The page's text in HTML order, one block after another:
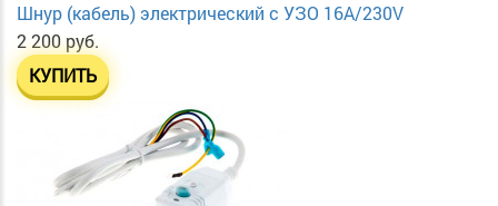
Шнур (кабель) электрический с УЗО 16А/230V
2 200 руб.
КУПИТЬ